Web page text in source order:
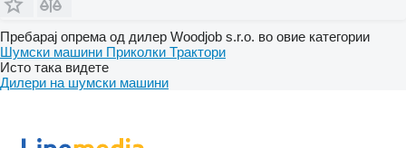
Пребарај опрема од дилер Woodjob s.r.o. во овие категории
Шумски машини Приколки Трактори
Исто така видете
Дилери на шумски машини